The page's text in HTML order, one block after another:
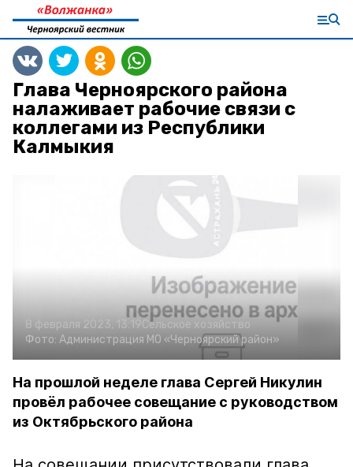
Глава Черноярского района
налаживает рабочие связи с
коллегами из Республики
Калмыкия
8 февраля 2023, 13:19Сельское хозяйство
Фото: Администрация МО «Черноярский район»
На прошлой неделе глава Сергей Никулин
провёл рабочее совещание с руководством
из Октябрьского района